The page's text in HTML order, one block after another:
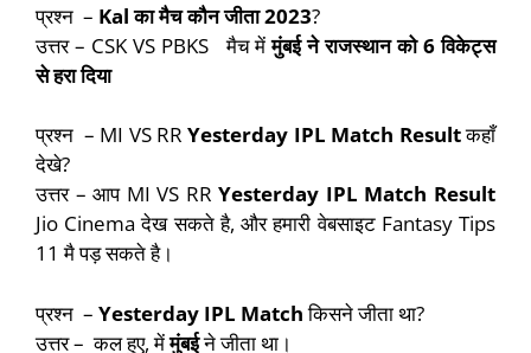
प्रश्न – Kal का मैच कौन जीता 2023?
उत्तर – CSK VS PBKS मैच में मुंबईनेराजस्थानको 6विकेट्स
से हरा दिया
प्रश्न – MI VS RRYesterday IPL Match Resultकहाँ
देखे?
उत्तर – आप MI VS RRYesterday IPL Match Result
Jio Cinema देख सकते है, और हमारी वेबसाइट Fantasy Tips
11 मै पड़ सकते है।
प्रश्न – Yesterday IPL Matchकिसने जीता था?
उत्तर – कल हुए, मेंमुंबईने जीता था।